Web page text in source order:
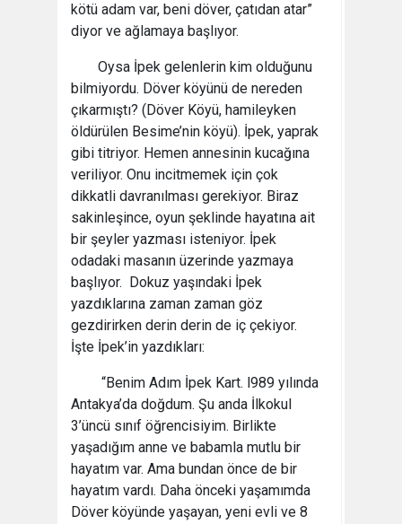
kötü adam var, beni döver, çatıdan atar”
diyor ve ağlamaya başlıyor.
Oysa İpek gelenlerin kim olduğunu
bilmiyordu. Döver köyünü de nereden
çıkarmıştı? (Döver Köyü, hamileyken
öldürülen Besime’nin köyü). İpek, yaprak
gibi titriyor. Hemen annesinin kucağına
veriliyor. Onu incitmemek için çok
dikkatli davranılması gerekiyor. Biraz
sakinleşince, oyun şeklinde hayatına ait
bir şeyler yazması isteniyor. İpek
odadaki masanın üzerinde yazmaya
başlıyor. Dokuz yaşındaki İpek
yazdıklarına zaman zaman göz
gezdirirken derin derin de iç çekiyor.
İşte İpek’in yazdıkları:
“Benim Adım İpek Kart. l989 yılında
Antakya’da doğdum. Şu anda İlkokul
3’üncü sınıf öğrencisiyim. Birlikte
yaşadığım anne ve babamla mutlu bir
hayatım var. Ama bundan önce de bir
hayatım vardı. Daha önceki yaşamımda
Döver köyünde yaşayan, yeni evli ve 8